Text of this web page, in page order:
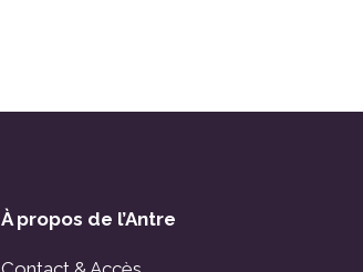
À propos de l’Antre